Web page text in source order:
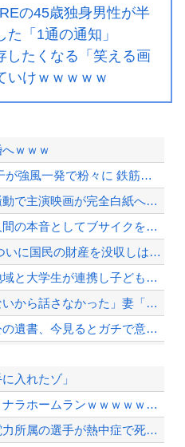
の45歳独身男性が半
「1通の通知」
したくなる「笑える画
いけｗｗｗｗｗ
ｗｗｗ
【悲報】 中国、橋の欄干が強風一発で粉々に 鉄筋ゼロ 当局「接着剤でくっつけただ...
佐藤二朗、橋本愛との騒動で主演映画が完全白紙へｗｗｗｗｗ
【正論】岡田斗司夫「人間の本音としてブサイクを見たら不愉快になる。この責任をどう...
【悲報】 ロシアさん、ついに国民の財産を没収しはじめる
フロムアースキッズ、地域と大学生が連携し子どもの「自育」を育むイベント「諸福ジー...
ひろゆき「出馬する気ないから話さなかった」妻「それでも不誠実だろ」→離婚協議へｗ...
【悲報】ひぐらし主人公の遺書、今見るとガチで意味不明すぎるｗｗｗｗ
PTA会長「PTA参加拒否した親へ最終警告。こうなってもいい？」
【悲報】さらば青春の光さん、ひょうろくさんを廃墟に放置して炎上ｗｗｗｗ
入れたゾ」
筒香、延長１２回裏サヨナラホームランｗｗｗｗｗｗｗｗｗ
【訃報】ラグビー九州電力所属の選手が熱中症で死亡 フィジー出身の26歳